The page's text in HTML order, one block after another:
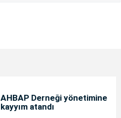
AHBAP Derneği yönetimine
kayyım atandı